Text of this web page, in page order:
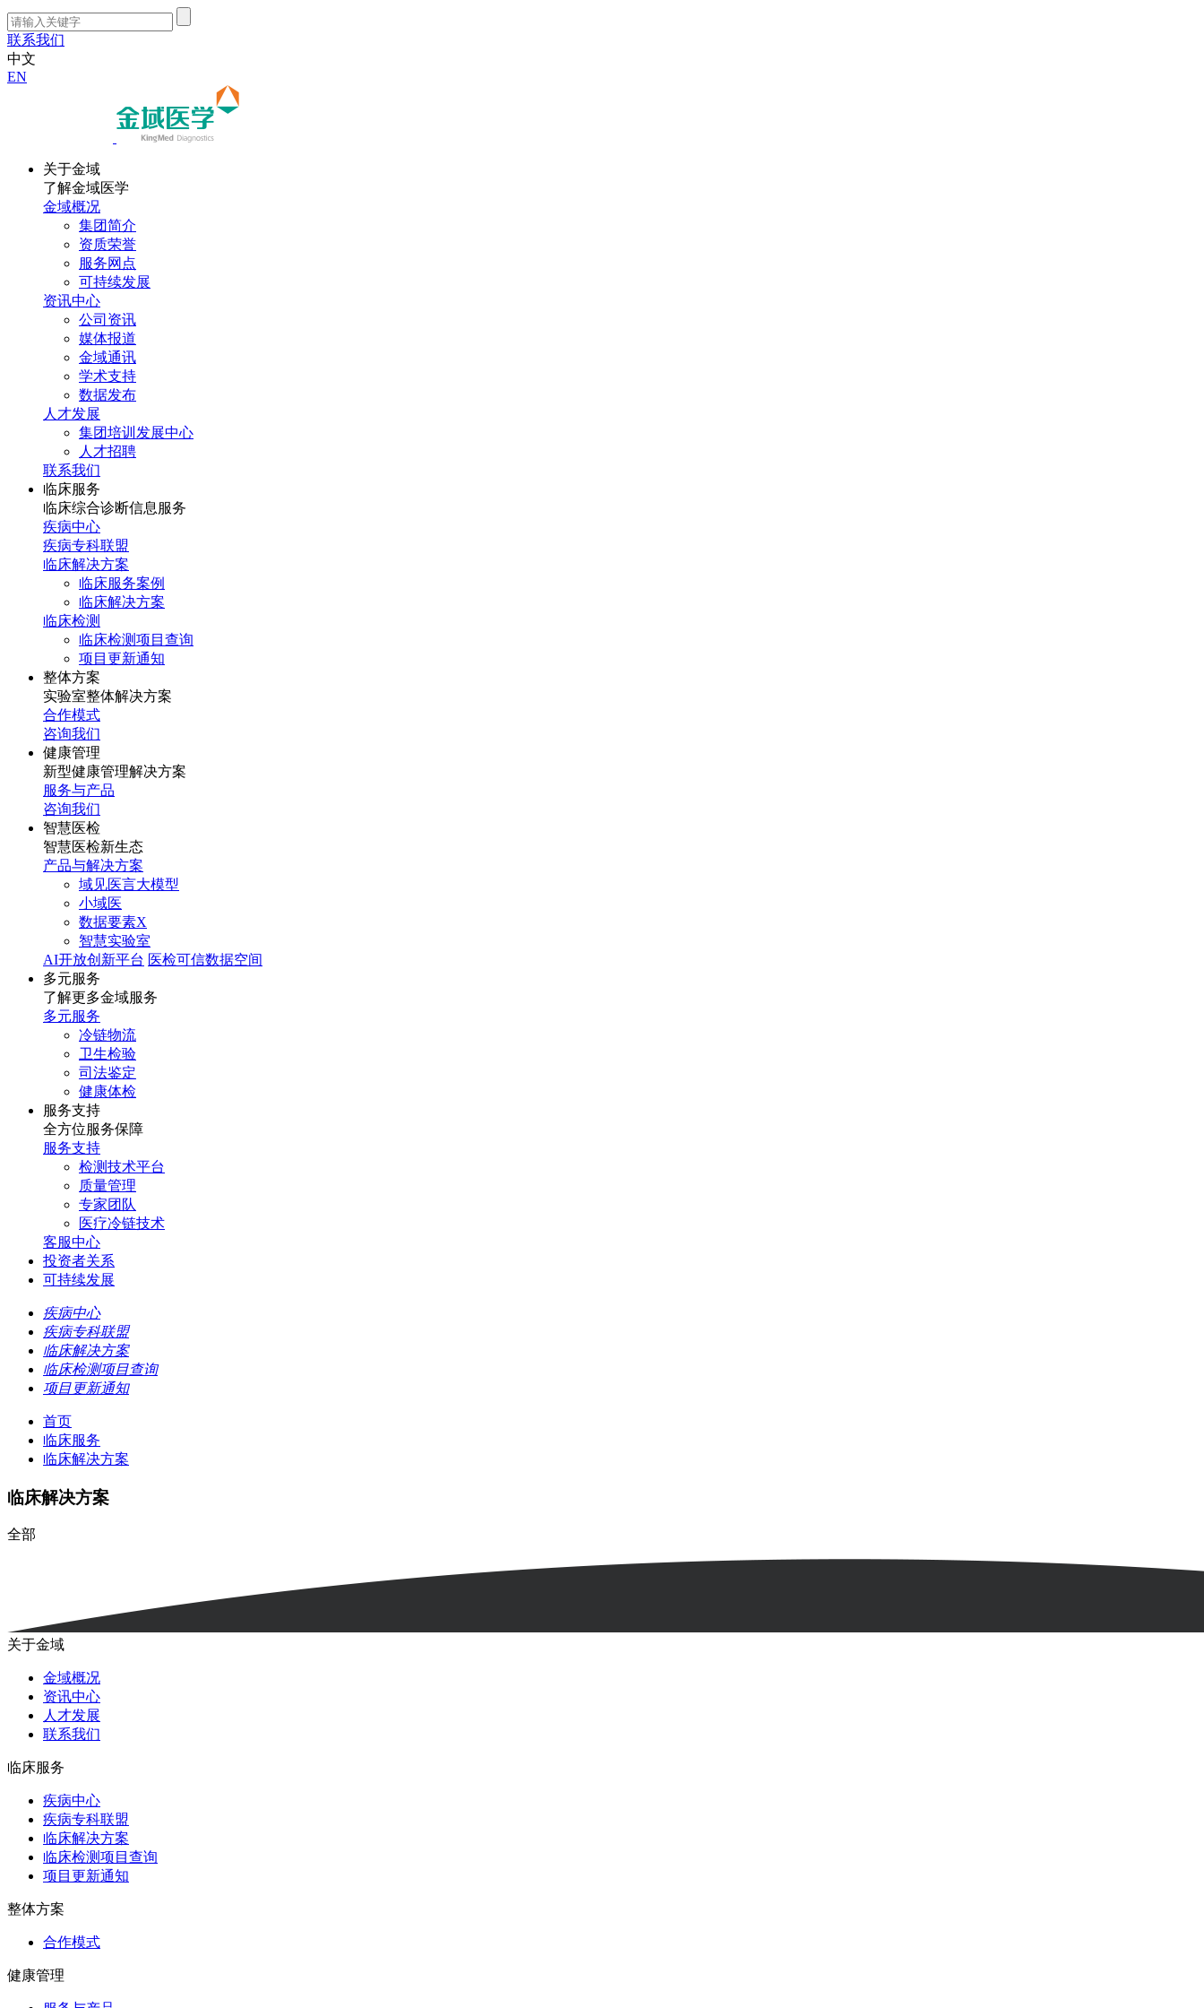
联系我们
中文
EN
关于金域
了解金域医学
金域概况
集团简介
资质荣誉
服务网点
可持续发展
资讯中心
公司资讯
媒体报道
金域通讯
学术支持
数据发布
人才发展
集团培训发展中心
人才招聘
联系我们
临床服务
临床综合诊断信息服务
疾病中心
疾病专科联盟
临床解决方案
临床服务案例
临床解决方案
临床检测
临床检测项目查询
项目更新通知
整体方案
实验室整体解决方案
合作模式
咨询我们
健康管理
新型健康管理解决方案
服务与产品
咨询我们
智慧医检
智慧医检新生态
产品与解决方案
域见医言大模型
小域医
数据要素X
智慧实验室
AI开放创新平台 医检可信数据空间
多元服务
了解更多金域服务
多元服务
冷链物流
卫生检验
司法鉴定
健康体检
服务支持
全方位服务保障
服务支持
检测技术平台
质量管理
专家团队
医疗冷链技术
客服中心
投资者关系
可持续发展
疾病中心
疾病专科联盟
临床解决方案
临床检测项目查询
项目更新通知
首页
临床服务
临床解决方案
临床解决方案
全部
关于金域
金域概况
资讯中心
人才发展
联系我们
临床服务
疾病中心
疾病专科联盟
临床解决方案
临床检测项目查询
项目更新通知
整体方案
合作模式
健康管理